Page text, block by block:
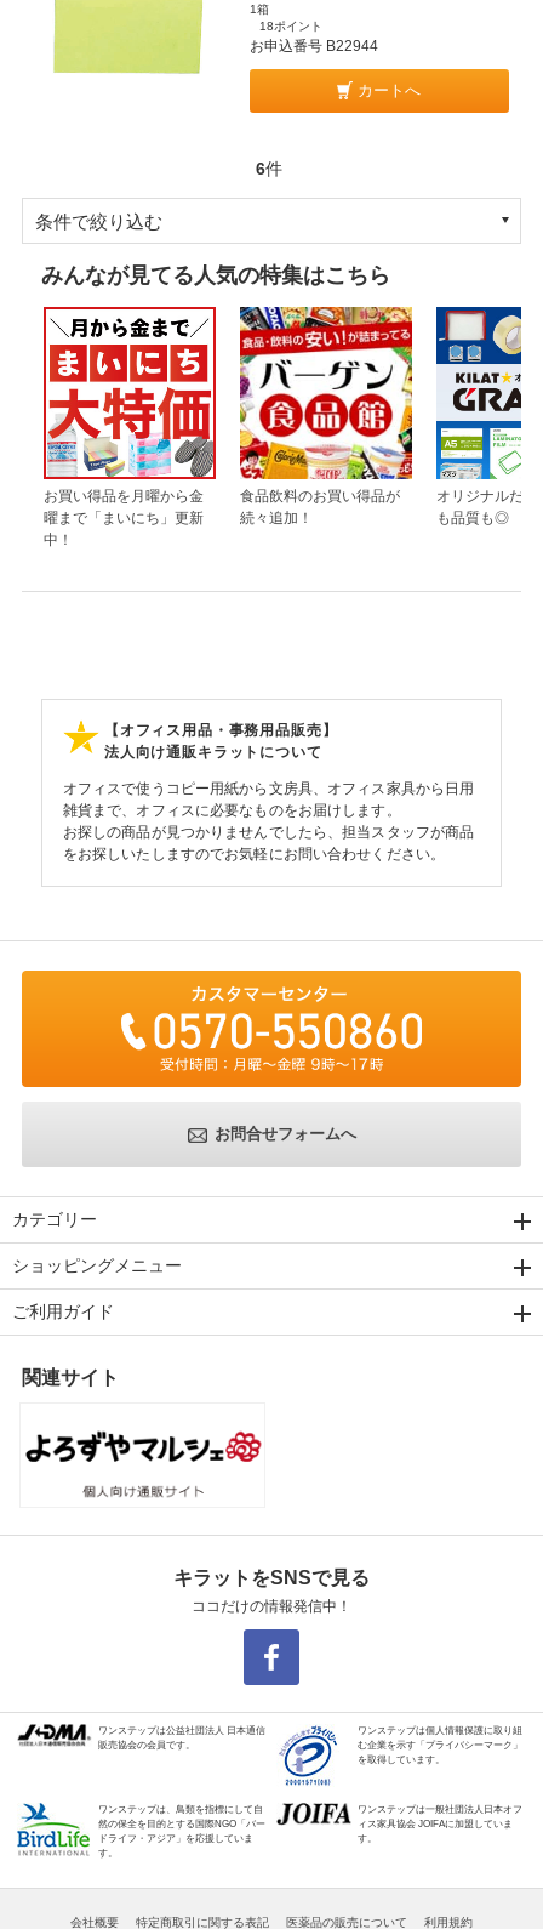
1箱
18ポイント
お申込番号 B22944
カートへ
6件
条件で絞り込む
みんなが見てる人気の特集はこちら
お買い得品を月曜から金
曜まで「まいにち」更新
中！
食品飲料のお買い得品が
続々追加！
オリジナルだか
も品質も◎
【オフィス用品・事務用品販売】
法人向け通販キラットについて
オフィスで使うコピー用紙から文房具、オフィス家具から日用
雑貨まで、オフィスに必要なものをお届けします。
お探しの商品が見つかりませんでしたら、担当スタッフが商品
をお探しいたしますのでお気軽にお問い合わせください。
お問合せフォームへ
カテゴリー
ショッピングメニュー
ご利用ガイド
関連サイト
キラットをSNSで見る
ココだけの情報発信中！
ワンステップは公益社団法人 日本通信
販売協会の会員です。
ワンステップは個人情報保護に取り組
む企業を示す「プライバシーマーク」
を取得しています。
ワンステップは、鳥類を指標にして自
然の保全を目的とする国際NGO「バー
ドライフ・アジア」を応援していま
す。
ワンステップは一般社団法人日本オフ
ィス家具協会 JOIFAに加盟していま
す。
会社概要 特定商取引に関する表記 医薬品の販売について 利用規約